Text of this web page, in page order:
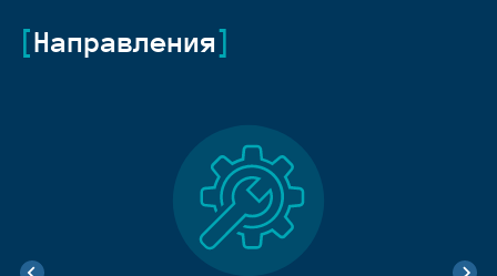
Направления